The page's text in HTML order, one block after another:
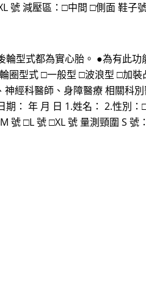
號 減壓區：□中間 □側面 鞋子
型式都為實心胎。 ●為有此功
圈型式 □一般型 □波浪型 □加裝
經科醫師、身障醫療 相關科別
： 年 月 日 1.姓名： 2.性別
號 □L 號 □XL 號 量測頸圍 S 號